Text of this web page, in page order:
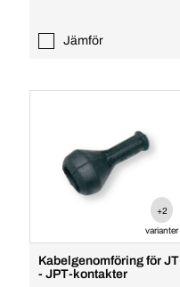
Jämför
+2
varianter
Kabelgenomföring för JT
- JPT-kontakter